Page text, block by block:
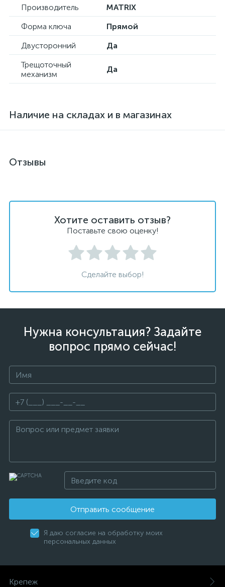
Производитель
MATRIX
Форма ключа
Прямой
Двусторонний
Да
Трещоточный
механизм
Да
Наличие на складах и в магазинах
Отзывы
Хотите оставить отзыв?
Поставьте свою оценку!
Сделайте выбор!
Нужна консультация? Задайте
вопрос прямо сейчас!
Отправить сообщение
Я даю согласие на обработку моих
персональных данных
Крепеж